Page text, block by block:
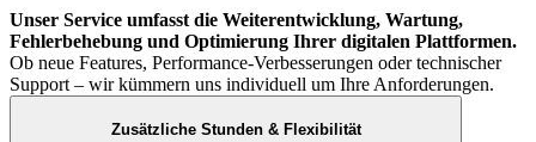
Unser Service umfasst die Weiterentwicklung, Wartung,
Fehlerbehebung und Optimierung Ihrer digitalen Plattformen.
Ob neue Features, Performance-Verbesserungen oder technischer
Support – wir kümmern uns individuell um Ihre Anforderungen.
Zusätzliche Stunden & Flexibilität